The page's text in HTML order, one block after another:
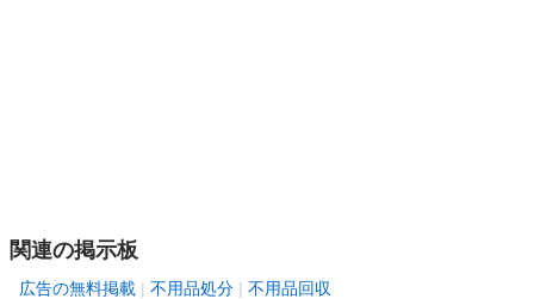
関連の掲示板
広告の無料掲載 不用品処分 不用品回収